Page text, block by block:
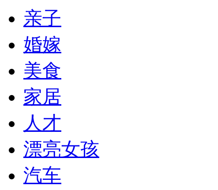
亲子
婚嫁
美食
家居
人才
漂亮女孩
汽车